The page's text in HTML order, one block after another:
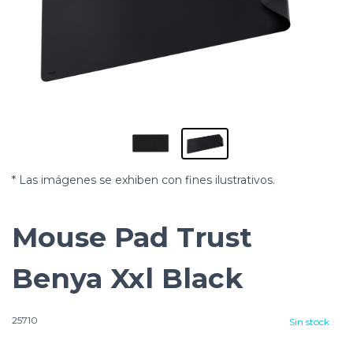
* Las imágenes se exhiben con fines ilustrativos.
Mouse Pad Trust
Benya Xxl Black
25710 Sin stock